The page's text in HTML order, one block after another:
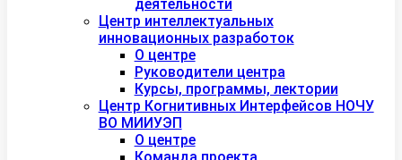
деятельности
Центр интеллектуальных
инновационных разработок
О центре
Руководители центра
Курсы, программы, лектории
Центр Когнитивных Интерфейсов НОЧУ
ВО МИИУЭП
О центре